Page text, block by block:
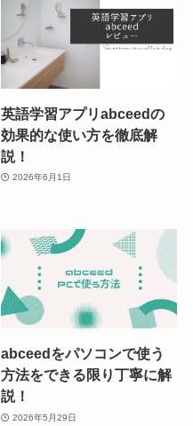
英語学習アプリabceedの
効果的な使い方を徹底解
説！
2026年6月1日
abceedをパソコンで使う
方法をできる限り丁寧に解
説！
2026年5月29日